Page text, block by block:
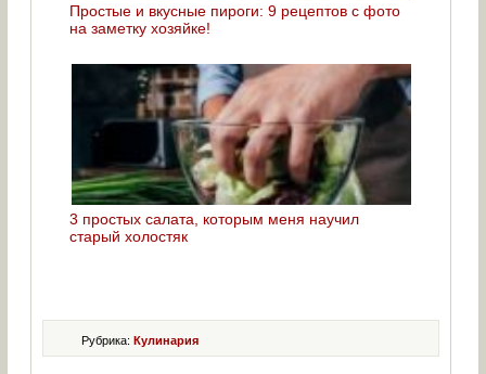
Простые и вкусные пироги: 9 рецептов с фото
на заметку хозяйке!
3 простых салата, которым меня научил
старый холостяк
Рубрика:Кулинария